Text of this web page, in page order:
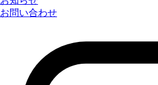
お問い合わせ